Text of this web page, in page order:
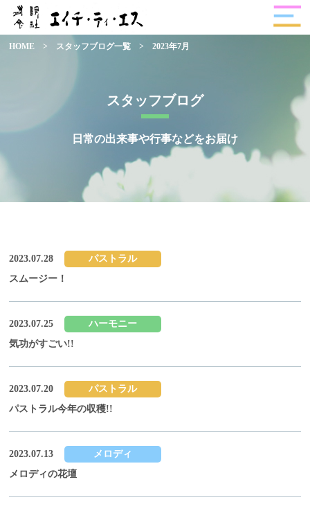
スタッフブログ
日常の出来事や行事などをお届け
HOME > スタッフブログ一覧 > 2023年7月
2023.07.28
パストラル
スムージー！
2023.07.25
ハーモニー
気功がすごい!!
2023.07.20
パストラル
パストラル今年の収穫!!
2023.07.13
メロディ
メロディの花壇